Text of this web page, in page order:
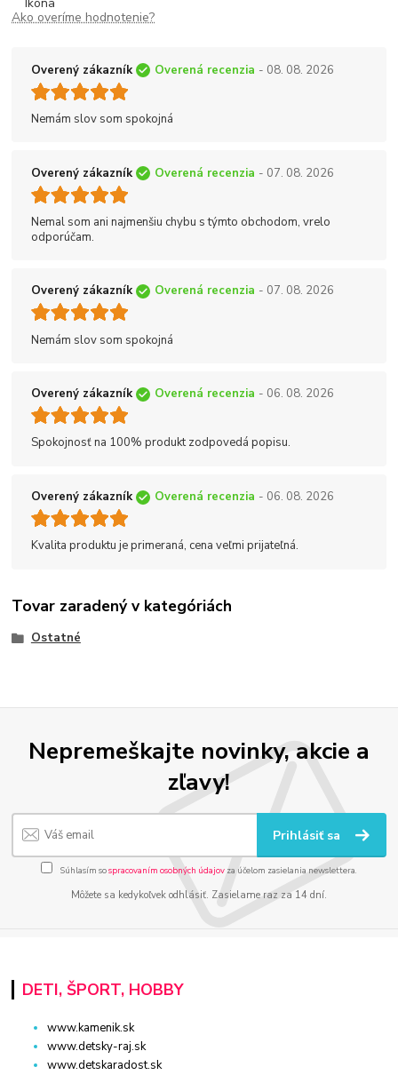
Ako overíme hodnotenie?
Overený zákazník Overená recenzia - 08. 08. 2026
Nemám slov som spokojná
Overený zákazník Overená recenzia - 07. 08. 2026
Nemal som ani najmenšiu chybu s týmto obchodom, vrelo
odporúčam.
Overený zákazník Overená recenzia - 07. 08. 2026
Nemám slov som spokojná
Overený zákazník Overená recenzia - 06. 08. 2026
Spokojnosť na 100% produkt zodpovedá popisu.
Overený zákazník Overená recenzia - 06. 08. 2026
Kvalita produktu je primeraná, cena veľmi prijateľná.
Tovar zaradený v kategóriách
Ostatné
Nepremeškajte novinky, akcie a
zľavy!
Prihlásiť sa
Súhlasím sospracovaním osobných údajov za účelom zasielania newslettera.
Môžete sa kedykoľvek odhlásiť. Zasielame raz za 14 dní.
DETI, ŠPORT, HOBBY
www.kamenik.sk
www.detsky-raj.sk
www.detskaradost.sk